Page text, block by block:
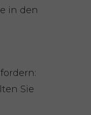
in den
Sie